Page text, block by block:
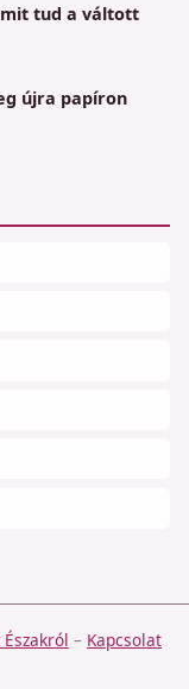
tud a váltott
újra papíron
Északról – Kapcsolat